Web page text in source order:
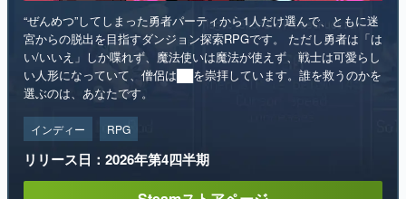
選ぶのは、あなたです。
インディー RPG
リリース日：2026年第4四半期